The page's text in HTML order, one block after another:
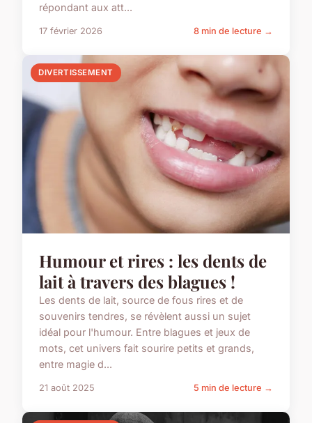
répondant aux att...
17 février 2026 8 min de lecture →
DIVERTISSEMENT
Humour et rires : les dents de
lait à travers des blagues !
Les dents de lait, source de fous rires et de
souvenirs tendres, se révèlent aussi un sujet
idéal pour l'humour. Entre blagues et jeux de
mots, cet univers fait sourire petits et grands,
entre magie d...
21 août 2025 5 min de lecture →